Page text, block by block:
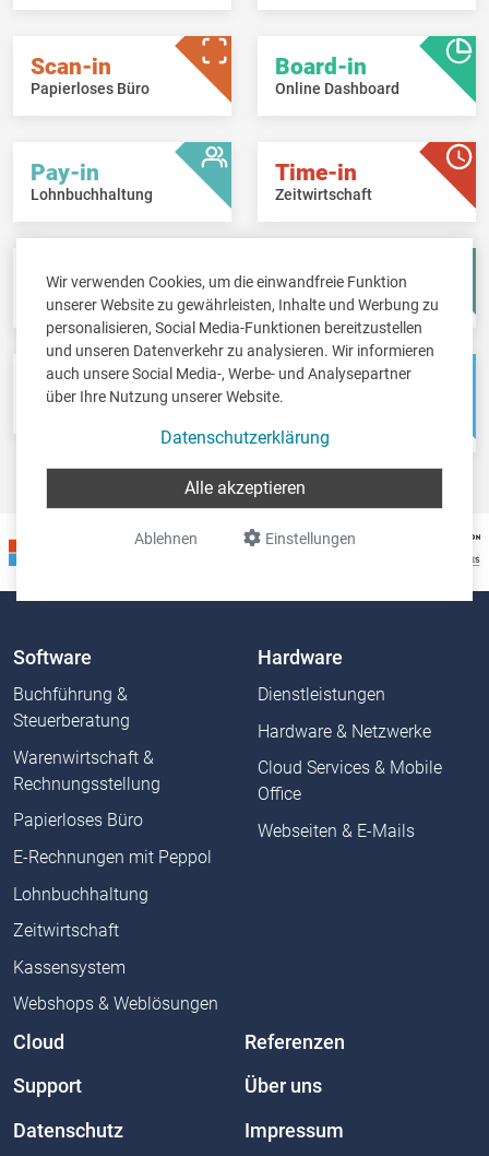
Wir verwenden Cookies, um die einwandfreie Funktion
unserer Website zu gewährleisten, Inhalte und Werbung zu
personalisieren, Social Media-Funktionen bereitzustellen
und unseren Datenverkehr zu analysieren. Wir informieren
auch unsere Social Media-, Werbe- und Analysepartner
über Ihre Nutzung unserer Website.
Datenschutzerklärung
Einstellungen
Ablehnen
Alle akzeptieren
Scan-in
Papierloses Büro
Board-in
Online Dashboard
Pay-in
Lohnbuchhaltung
Time-in
Zeitwirtschaft
Fisc-in
Steuererklärungen
Account-in
Jahresabschlüsse
Pos-in
Kassensystem
Net-in
Webshops &
Software
Buchführung &
Steuerberatung
Warenwirtschaft &
Rechnungsstellung
Papierloses Büro
E-Rechnungen mit Peppol
Lohnbuchhaltung
Zeitwirtschaft
Kassensystem
Webshops & Weblösungen
Hardware
Dienstleistungen
Hardware & Netzwerke
Cloud Services & Mobile
Office
Webseiten & E-Mails
Cloud Referenzen
Support Über uns
Datenschutz Impressum